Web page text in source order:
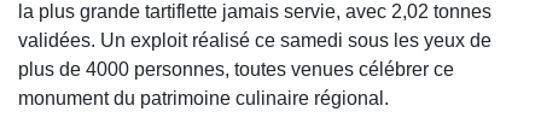
la plus grande tartiflette jamais servie, avec 2,02 tonnes
validées. Un exploit réalisé ce samedi sous les yeux de
plus de 4000 personnes, toutes venues célébrer ce
monument du patrimoine culinaire régional.